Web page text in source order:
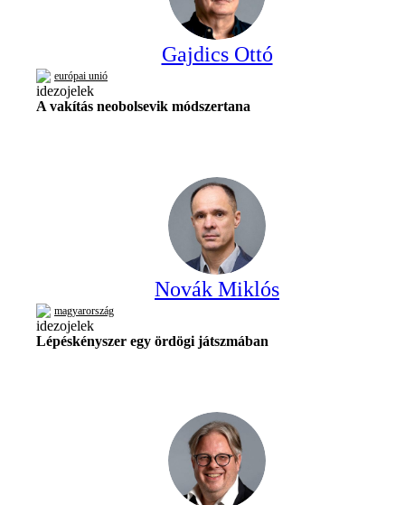
Gajdics Ottó
európai unió
A vakítás neobolsevik módszertana
Novák Miklós
magyarország
Lépéskényszer egy ördögi játszmában